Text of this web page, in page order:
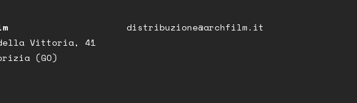
Vittoria, 41
(GO)
distribuzione@archfilm.it